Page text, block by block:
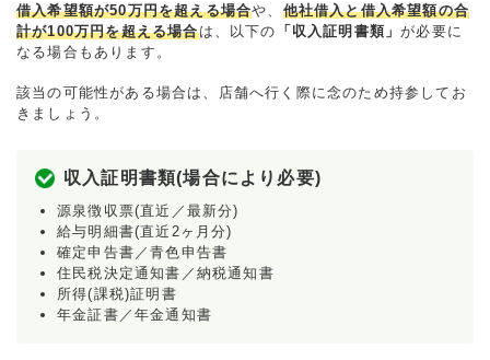
借入希望額が50万円を超える場合や、 他社借入と借入希望額の合
計が100万円を超える場合は、以下の 「収入証明書類」が必要に
なる場合もあります。
該当の可能性がある場合は、店舗へ行く際に念のため持参してお
きましょう。
収入証明書類(場合により必要)
源泉徴収票(直近／最新分)
給与明細書(直近2ヶ月分)
確定申告書／青色申告書
住民税決定通知書／納税通知書
所得(課税)証明書
年金証書／年金通知書